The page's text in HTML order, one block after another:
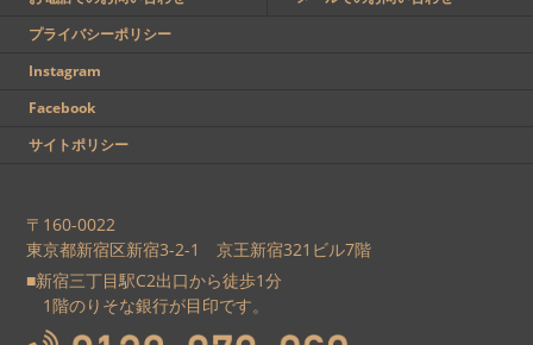
〒160-0022
東京都新宿区新宿3-2-1 京王新宿321ビル7階
■新宿三丁目駅C2出口から徒歩1分
1階のりそな銀行が目印です。
プライバシーポリシー
Instagram
Facebook
サイトポリシー